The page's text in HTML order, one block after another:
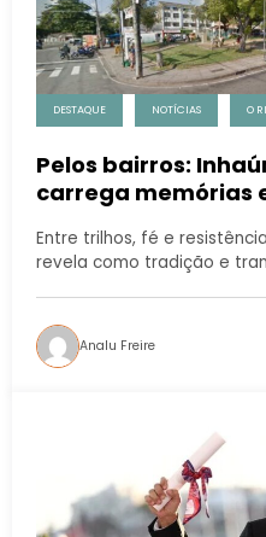
DESTAQUE NOTÍCIAS O
Pelos bairros:
carrega memórias
Entre trilhos, fé e
revela como tradição e
Analu Freire